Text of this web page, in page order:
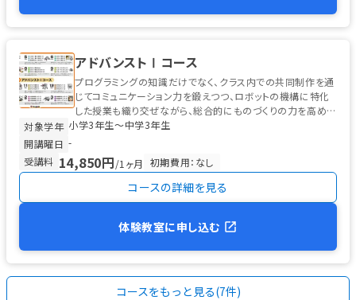
アドバンストⅠコース
プログラミングの知識だけでなく、クラス内での共同制作を通
じてコミュニケーション力を鍛えつつ、ロボットの機構に特化
した授業も織り交ぜながら、総合的にものづくりの力を高めま
す。 「アイデアシート」...
対象学年 小学3年生〜中学3年生
開講曜日 -
受講料 14,850円/1ヶ月 初期費用：なし
コースの詳細を見る
体験教室に申し込む
コースをもっと見る(7件)